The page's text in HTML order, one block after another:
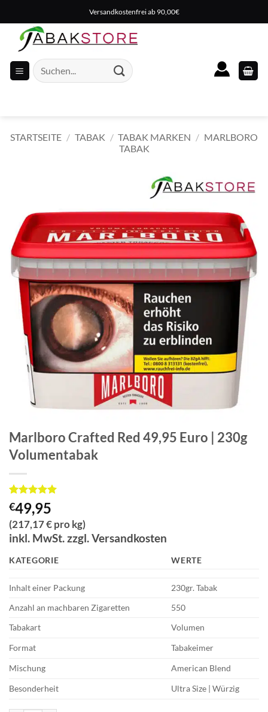
Inhalt
springen
Versandkostenfrei ab 90,00€
Suche
nach:
STARTSEITE / TABAK / TABAK MARKEN / MARLBORO
TABAK
Marlboro Crafted Red 49,95 Euro | 230g
Volumentabak
Bewertet
mit5von
5, basierend
auf
1
Kundenbewertung
€49,95
(217,17 € pro kg)
inkl. MwSt. zzgl. Versandkosten
KATEGORIE WERTE
Inhalt einer Packung
230gr. Tabak
Anzahl an machbaren Zigaretten
550
Tabakart
Volumen
Format
Tabakeimer
Mischung
American Blend
Besonderheit
Ultra Size | Würzig